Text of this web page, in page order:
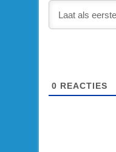
0 REACTIES